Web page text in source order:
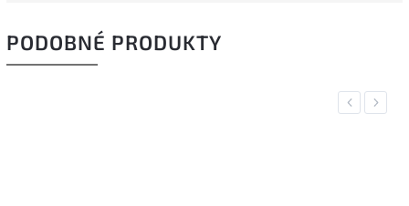
PODOBNÉ PRODUKTY
Previous
Next